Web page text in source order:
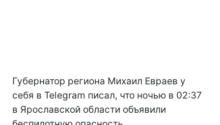
Губернатор региона Михаил Евраев у
себя в Telegram писал, что ночью в 02:37
в Ярославской области объявили